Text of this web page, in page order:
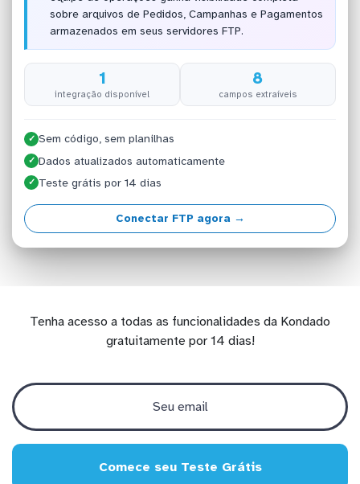
sobre arquivos de Pedidos, Campanhas e Pagamentos
armazenados em seus servidores FTP.
1
integração disponível
8
campos extraíveis
✓ Sem código, sem planilhas
✓ Dados atualizados automaticamente
✓ Teste grátis por 14 dias
Conectar FTP agora →
Tenha acesso a todas as funcionalidades da Kondado
gratuitamente por 14 dias!
Comece seu Teste Grátis